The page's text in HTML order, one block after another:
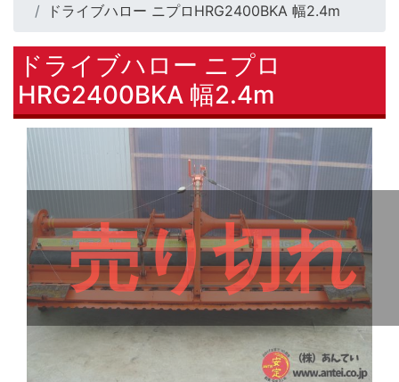
ドライブハロー ニプロHRG2400BKA 幅2.4m
ドライブハロー ニプロ
HRG2400BKA 幅2.4m
売り切れ